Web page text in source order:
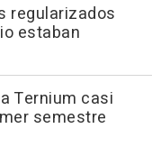
regularizados
estaban
Ternium casi
semestre